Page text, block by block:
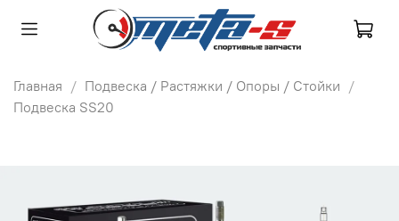
Главная
Подвеска / Растяжки / Опоры / Стойки
Подвеска SS20